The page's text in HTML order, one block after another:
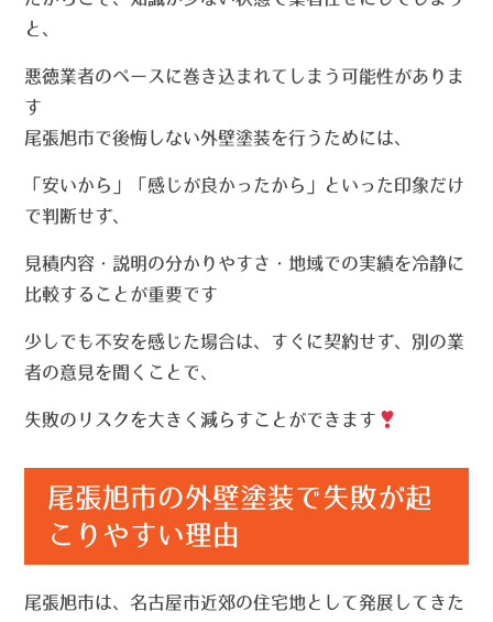
と、
悪徳業者のペースに巻き込まれてしまう可能性がありま
す
尾張旭市で後悔しない外壁塗装を行うためには、
「安いから」「感じが良かったから」といった印象だけ
で判断せず、
見積内容・説明の分かりやすさ・地域での実績を冷静に
比較することが重要です
少しでも不安を感じた場合は、すぐに契約せず、別の業
者の意見を聞くことで、
失敗のリスクを大きく減らすことができます
尾張旭市の外壁塗装で失敗が起
こりやすい理由
尾張旭市は、名古屋市近郊の住宅地として発展してきた